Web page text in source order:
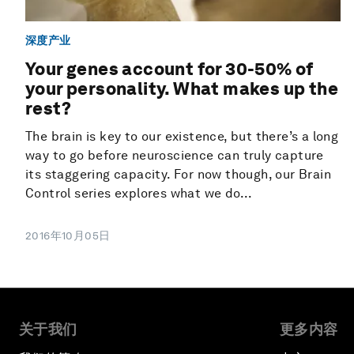
深度产业
Your genes account for 30-50% of
your personality. What makes up the
rest?
The brain is key to our existence, but there’s a long
way to go before neuroscience can truly capture
its staggering capacity. For now though, our Brain
Control series explores what we do...
2016年10月05日
关于我们 更多内容